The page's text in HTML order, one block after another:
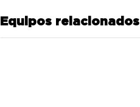
Equipos relacionados